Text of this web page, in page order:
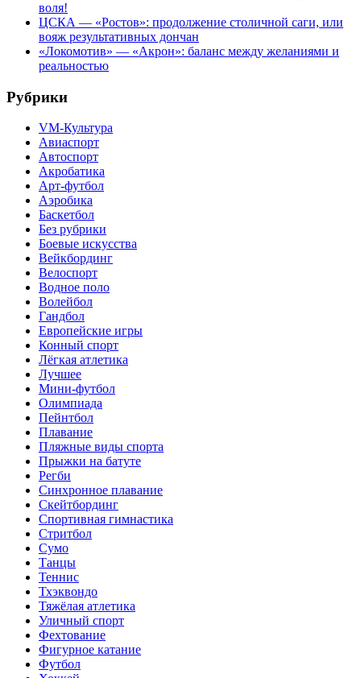
воля!
ЦСКА — «Ростов»: продолжение столичной саги, или
вояж результативных дончан
«Локомотив» — «Акрон»: баланс между желаниями и
реальностью
Рубрики
VM-Культура
Авиаспорт
Автоспорт
Акробатика
Арт-футбол
Аэробика
Баскетбол
Без рубрики
Боевые искусства
Вейкбординг
Велоспорт
Водное поло
Волейбол
Гандбол
Европейские игры
Конный спорт
Лёгкая атлетика
Лучшее
Мини-футбол
Олимпиада
Пейнтбол
Плавание
Пляжные виды спорта
Прыжки на батуте
Регби
Синхронное плавание
Скейтбординг
Спортивная гимнастика
Стритбол
Сумо
Танцы
Теннис
Тхэквондо
Тяжёлая атлетика
Уличный спорт
Фехтование
Фигурное катание
Футбол